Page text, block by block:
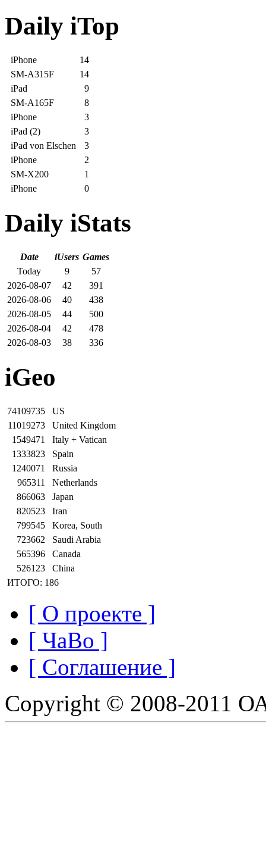
Daily iTop
iPhone
14
SM-A315F
14
iPad
9
SM-A165F
8
iPhone
3
iPad (2)
3
iPad von Elschen
3
iPhone
2
SM-X200
1
iPhone
0
Daily iStats
Date iUsers Games
Today
9
57
2026-08-07
42
391
2026-08-06
40
438
2026-08-05
44
500
2026-08-04
42
478
2026-08-03
38 336
iGeo
74109735
US
11019273
United Kingdom
1549471
Italy + Vatican
1333823
Spain
1240071
Russia
965311
Netherlands
866063
Japan
820523
Iran
799545
Korea, South
723662
Saudi Arabia
565396
Canada
526123
China
ИТОГО: 186
[ О проекте ]
[ ЧаВо ]
[ Соглашение ]
Copyright © 2008-2011